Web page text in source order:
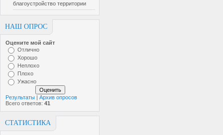
благоустройство территории
НАШ ОПРОС
Оцените мой сайт
Отлично
Хорошо
Неплохо
Плохо
Ужасно
Результаты | Архив опросов
Всего ответов: 41
СТАТИСТИКА